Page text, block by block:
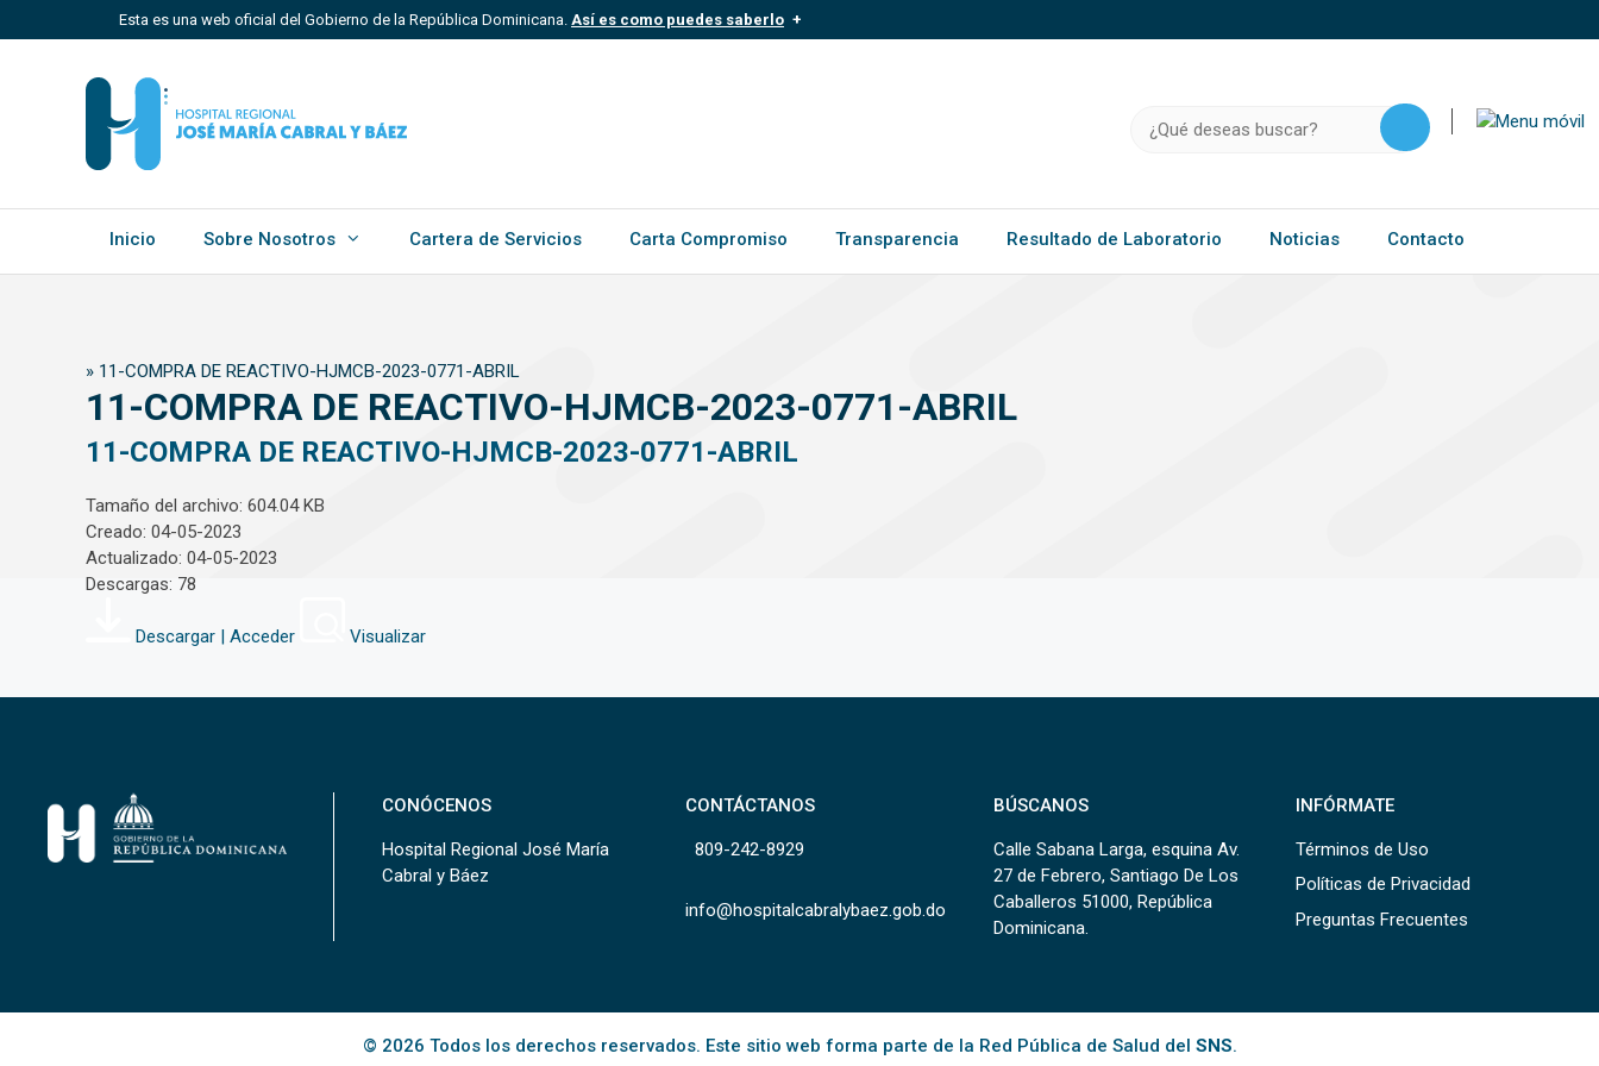
al
Esta es una web oficial del Gobierno de la República Dominicana. Así es como puedes saberlo
Un sitio .gob.do, .gov.do o .mil.do significa que pertenece a una organización oficial del
Estado dominicano.
Inicio Sobre Nosotros Cartera de Servicios Carta Compromiso Transparencia Resultado de Laboratorio Noticias Contacto
» 11-COMPRA DE REACTIVO-HJMCB-2023-0771-ABRIL
11-COMPRA DE REACTIVO-HJMCB-2023-0771-ABRIL
11-COMPRA DE REACTIVO-HJMCB-2023-0771-ABRIL
Tamaño del archivo: 604.04 KB
Creado: 04-05-2023
Actualizado: 04-05-2023
Descargas: 78
Descargar | Acceder Visualizar
CONÓCENOS
Hospital Regional José María
Cabral y Báez
CONTÁCTANOS
809-242-8929
info@hospitalcabralybaez.gob.do
BÚSCANOS
Calle Sabana Larga, esquina Av.
27 de Febrero, Santiago De Los
Caballeros 51000, República
Dominicana.
INFÓRMATE
Términos de Uso
Políticas de Privacidad
Preguntas Frecuentes
© 2026 Todos los derechos reservados. Este sitio web forma parte de la Red Pública de Salud del SNS.